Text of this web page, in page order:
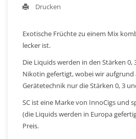
Drucken
Exotische Früchte zu einem Mix
lecker ist.
Die Liquids werden in den Stärken 0,
Nikotin gefertigt, wobei wir aufgrund
Gerätetechnik nur die Stärken 0, 3
SC ist eine Marke von InnoCigs und
(die Liquids werden in Europa
Preis.